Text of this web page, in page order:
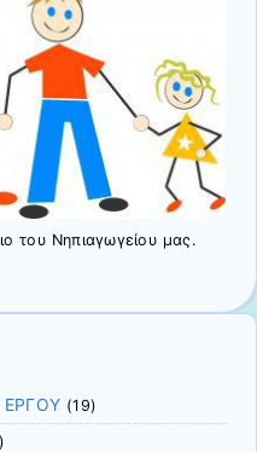
του Νηπιαγωγείου μας.
ΕΡΓΟΥ (19)